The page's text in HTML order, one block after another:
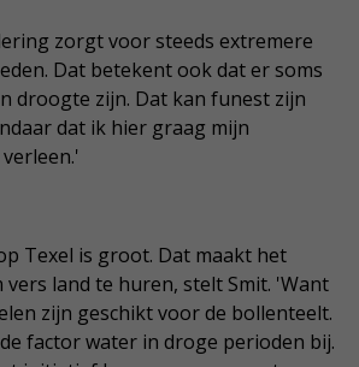
zorgt voor steeds extremere
Dat betekent ook dat er soms
droogte zijn. Dat kan funest zijn
dat ik hier graag mijn
Texel is groot. Dat maakt het
vers land te huren, stelt Smit. 'Want
zijn geschikt voor de bollenteelt.
factor water in droge perioden bij.